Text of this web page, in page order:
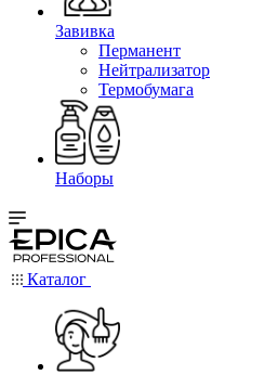
Завивка
Перманент
Нейтрализатор
Термобумага
Наборы
Каталог